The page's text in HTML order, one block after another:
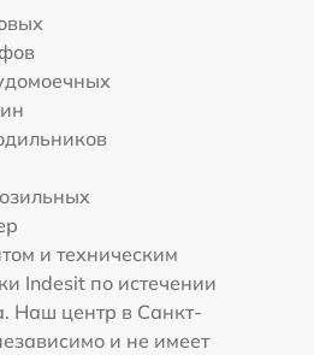
и техническим
Indesit по истечении
Наш центр в Санкт-
и не имеет